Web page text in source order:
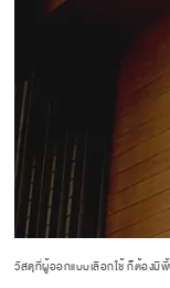
วัสดุที่ผู้ออกแบบเลือกใช้ ก็ต้องมีพื้